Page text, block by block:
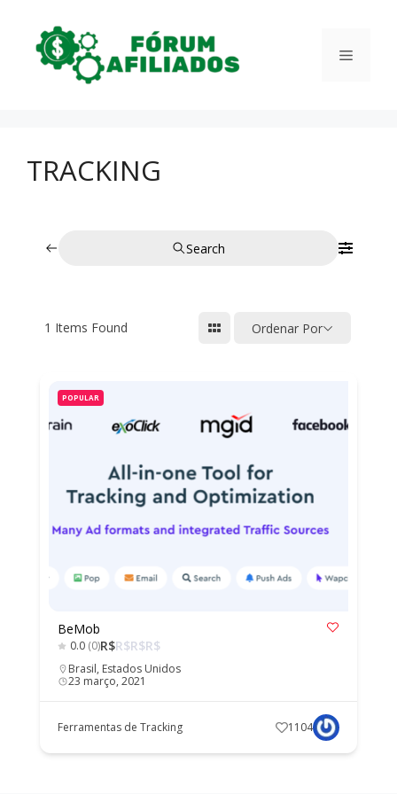
Menu
TRACKING
Search
1 Items Found Ordenar Por
POPULAR
BeMob
0.0 (0)R$R$R$R$
Brasil, Estados Unidos
23 março, 2021
Ferramentas de Tracking 1104